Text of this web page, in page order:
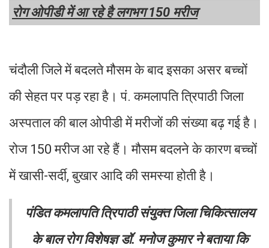
रोग ओपीडी में आ रहे है लगभग 150 मरीज
चंदौली जिले में बदलते मौसम के बाद इसका असर बच्चों
की सेहत पर पड़ रहा है। पं. कमलापति त्रिपाठी जिला
अस्पताल की बाल ओपीडी में मरीजों की संख्या बढ़ गई है।
रोज 150 मरीज आ रहे हैं। मौसम बदलने के कारण बच्चों
में खासी-सर्दी, बुखार आदि की समस्या होती है।
पंडित कमलापति त्रिपाठी संयुक्त जिला चिकित्सालय
के बाल रोग विशेषज्ञ डॉ. मनोज कुमार ने बताया कि